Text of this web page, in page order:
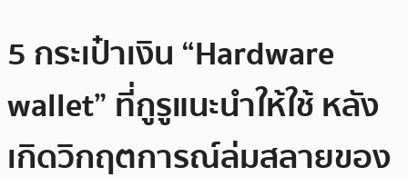
5 กระเป๋าเงิน “Hardware
wallet” ที่กูรูแนะนำให้ใช้ หลัง
เกิดวิกฤตการณ์ล่มสลายของ